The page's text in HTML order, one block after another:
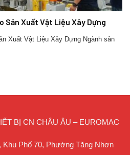
Sản Xuất Vật Liệu Xây Dựng
Xuất Vật Liệu Xây Dựng Ngành sản
BỊ CN CHÂU ÂU – EUROMAC
Phố 70, Phường Tăng Nhơn